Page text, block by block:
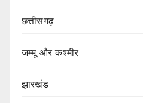
छत्तीसगढ़
जम्मू और कश्मीर
झारखंड